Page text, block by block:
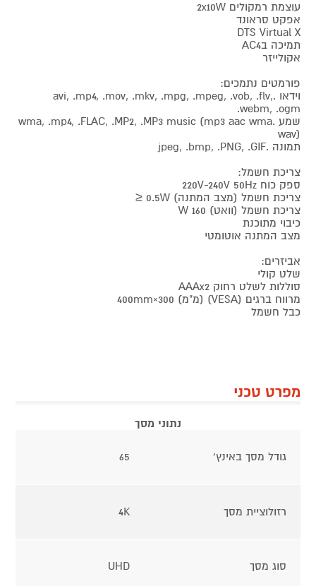
עוצמת רמקולים 2x10W
אפקט סראונד
DTS Virtual X
תמיכה בAC4
אקולייזר
פורמטים נתמכים:
וידאו .avi, .mp4, .mov, .mkv, .mpg, .mpeg, .vob, .flv,
.webm, .ogm
שמע .wma, .mp4, .FLAC, .MP2, .MP3 music (mp3 aac wma
wav)
תמונה .jpeg, .bmp, .PNG, .GIF
צריכת חשמל:
ספק כוח 220V-240V 50Hz
צריכת חשמל (מצב המתנה) 0.5W ≤
צריכת חשמל (וואט) 160 W
כיבוי מתוכנת
מצב המתנה אוטומטי
אביזרים:
שלט קולי
סוללות לשלט רחוק AAAx2
מרווח ברגים (VESA) (מ"מ) 300×400mm
כבל חשמל
מפרט טכני
נתוני מסך
גודל מסך באינץ' 65
רזולוציית מסך 4K
סוג מסך UHD